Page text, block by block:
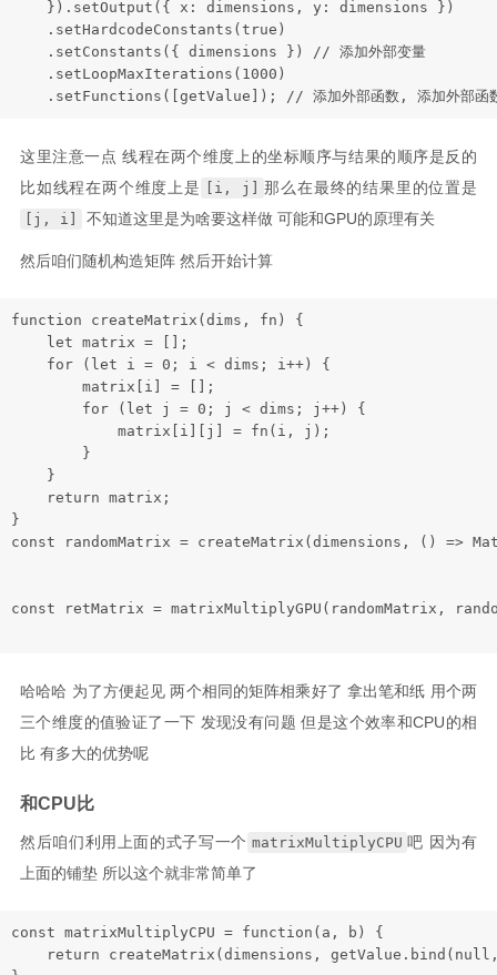
    }).
setOutput ({ x : dimensions, y : dimensions })
    .
setHardcodeConstants ( true )
    .
setConstants ({ dimensions }) // 添加外部变量
    .
setLoopMaxIterations ( 1000 )
    .
setFunctions ([getValue]); // 添加外部函数, 添加外部函
这里注意一点 线程在两个维度上的坐标顺序与结果的顺序是反的
比如线程在两个维度上是
[i, j] 那么在最终的结果里的位置是
[j, i] 不知道这里是为啥要这样做 可能和GPU的原理有关
然后咱们随机构造矩阵 然后开始计算
function createMatrix ( dims, fn ) {
let matrix = [];
for ( let i = 0 ; i < dims; i++) {
        matrix[i] = [];
for ( let j = 0 ; j < dims; j++) {
            matrix[i][j] =
fn (i, j);
        }
    }
return matrix;
const randomMatrix = createMatrix (dimensions, () =>
const retMatrix = matrixMultiplyGPU (randomMatrix,
哈哈哈 为了方便起见 两个相同的矩阵相乘好了 拿出笔和纸 用个两
三个维度的值验证了一下 发现没有问题 但是这个效率和CPU的相
比 有多大的优势呢
和CPU比
然后咱们利用上面的式子写一个 matrixMultiplyCPU 吧 因为有
上面的铺垫 所以这个就非常简单了
const matrixMultiplyCPU = function ( a, b ) {
return
createMatrix (dimensions, getValue. bind ( null